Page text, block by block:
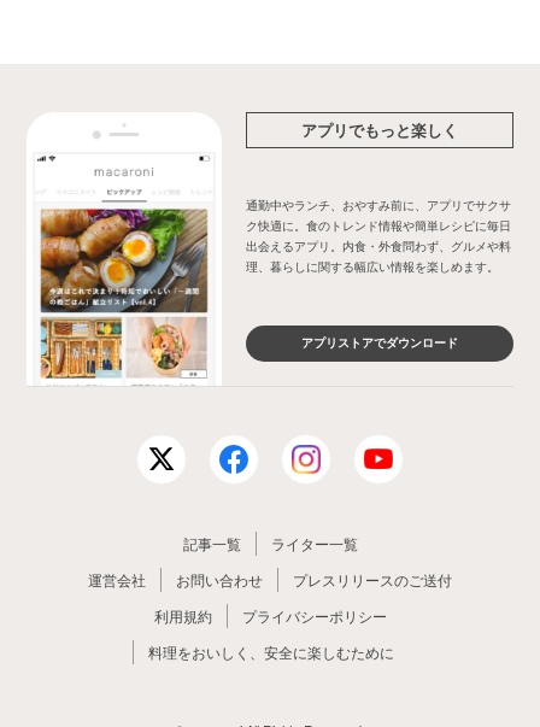
アプリでもっと楽しく
通勤中やランチ、おやすみ前に、アプリでサクサ
ク快適に。食のトレンド情報や簡単レシピに毎日
出会えるアプリ。内食・外食問わず、グルメや料
理、暮らしに関する幅広い情報を楽しめます。
アプリストアでダウンロード
記事一覧
ライター一覧
運営会社
お問い合わせ
プレスリリースのご送付
利用規約
プライバシーポリシー
料理をおいしく、安全に楽しむために